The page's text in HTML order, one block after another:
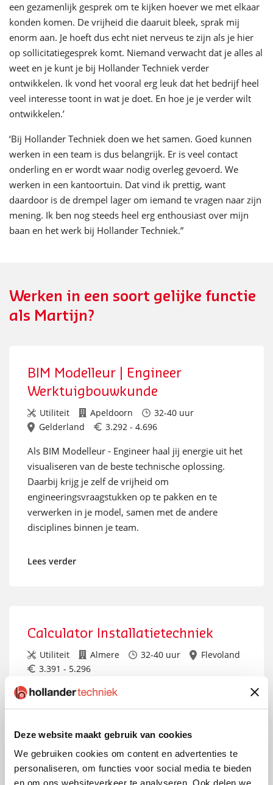
Deze website maakt gebruik van cookies
We gebruiken cookies om content en advertenties te
personaliseren, om functies voor social media te bieden
en om ons websiteverkeer te analyseren. Ook delen we
een gezamenlijk gesprek om te kijken hoever we met elkaar
konden komen. De vrijheid die daaruit bleek, sprak mij
enorm aan. Je hoeft dus echt niet nerveus te zijn als je hier
op sollicitatiegesprek komt. Niemand verwacht dat je alles al
weet en je kunt je bij Hollander Techniek verder
ontwikkelen. Ik vond het vooral erg leuk dat het bedrijf heel
veel interesse toont in wat je doet. En hoe je je verder wilt
ontwikkelen.’
‘Bij Hollander Techniek doen we het samen. Goed kunnen
werken in een team is dus belangrijk. Er is veel contact
onderling en er wordt waar nodig overleg gevoerd. We
werken in een kantoortuin. Dat vind ik prettig, want
daardoor is de drempel lager om iemand te vragen naar zijn
mening. Ik ben nog steeds heel erg enthousiast over mijn
baan en het werk bij Hollander Techniek.”
Werken in een soort gelijke functie
als Martijn?
BIM Modelleur | Engineer
Werktuigbouwkunde
Utiliteit Apeldoorn
32-40 uur
Gelderland
3.292 - 4.696
Als BIM Modelleur - Engineer haal jij energie uit het
visualiseren van de beste technische oplossing.
Daarbij krijg je zelf de vrijheid om
engineeringsvraagstukken op te pakken en te
verwerken in je model, samen met de andere
disciplines binnen je team.
Lees verder
Calculator Installatietechniek
Utiliteit Almere 32-40 uur
Flevoland
3.391 - 5.296
Weet jij als (ervaren) calculator de best passende
technische oplossing voor onze klant te vertalen
wat voor jou! Je draagt de verantwoordelijkheid
voor een passend ontwerp en een net en volledig
beschreven advies waarbij jouw calculatie en pre-